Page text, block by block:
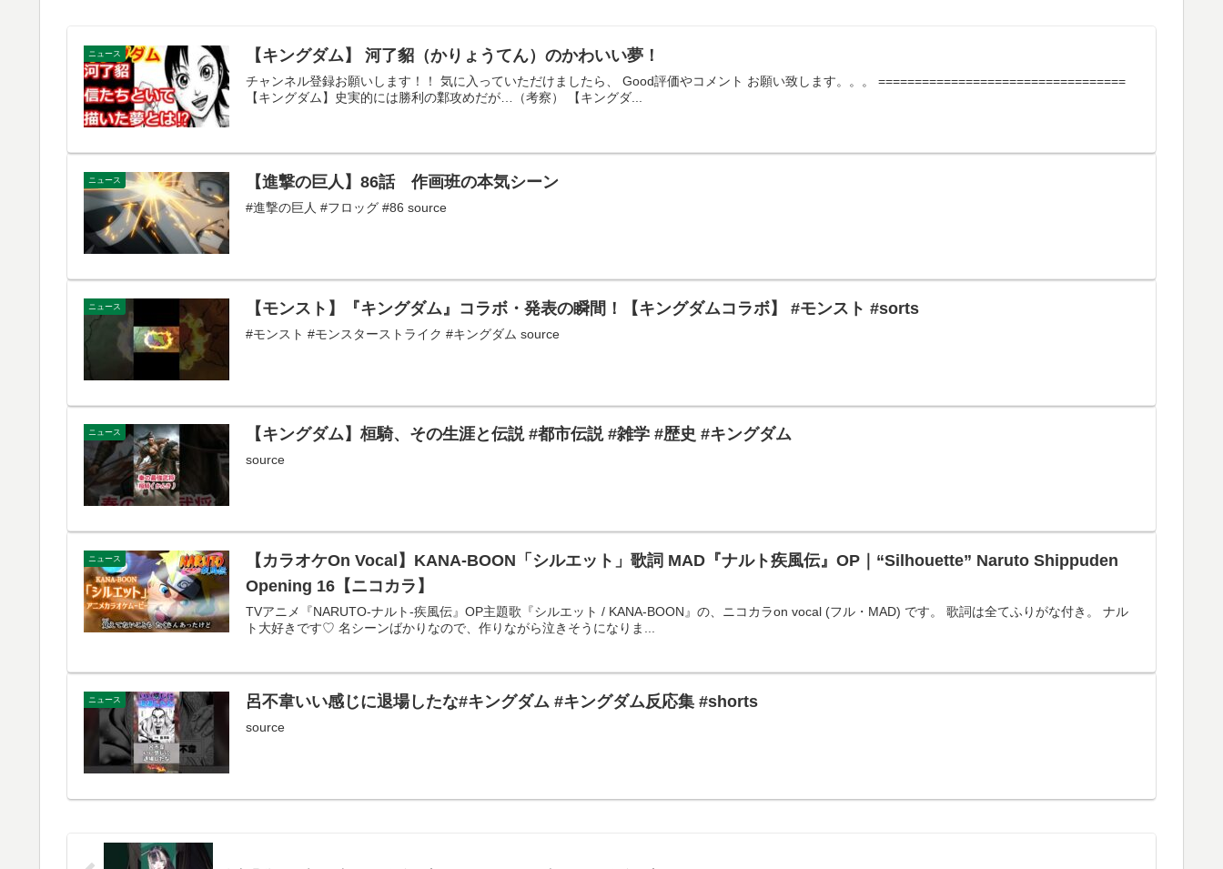
ニュース 【キングダム】 河了貂（かりょうてん）のかわいい夢！
チャンネル登録お願いします！！ 気に入っていただけましたら、 Good評価やコメント お願い致します。。。 ==================================
【キングダム】史実的には勝利の鄴攻めだが…（考察） 【キングダ...
ニュース 【進撃の巨人】86話 作画班の本気シーン
#進撃の巨人 #フロッグ #86 source
ニュース 【モンスト】『キングダム』コラボ・発表の瞬間！【キングダムコラボ】 #モンスト #sorts
#モンスト #モンスターストライク #キングダム source
ニュース 【キングダム】桓騎、その生涯と伝説 #都市伝説 #雑学 #歴史 #キングダム
source
ニュース
【カラオケOn Vocal】KANA-BOON「シルエット」歌詞 MAD『ナルト疾風伝』OP｜“Silhouette” Naruto Shippuden
Opening 16【ニコカラ】
TVアニメ『NARUTO-ナルト-疾風伝』OP主題歌『シルエット / KANA-BOON』の、ニコカラon vocal (フル・MAD) です。 歌詞は全てふりがな付き。 ナル
ト大好きです♡ 名シーンばかりなので、作りながら泣きそうになりま...
ニュース 呂不韋いい感じに退場したな#キングダム #キングダム反応集 #shorts
source